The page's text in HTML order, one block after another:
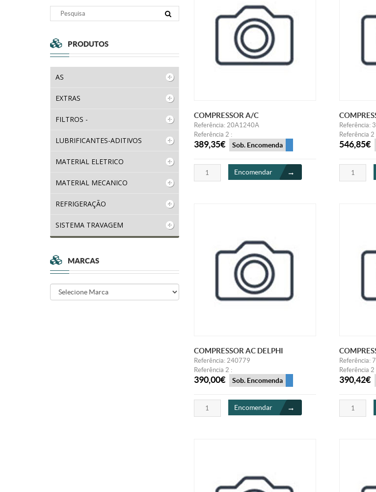
PRODUTOS
AS
EXTRAS
FILTROS -
LUBRIFICANTES-ADITIVOS
MATERIAL ELETRICO
MATERIAL MECANICO
REFRIGERAÇÃO
SISTEMA TRAVAGEM
MARCAS
COMPRESSOR A/C
Referência: 20A1240A
Referência 2 :
389,35€ Sob. Encomenda
Encomendar
Referência:
Referência 2
546,85€
COMPRESSOR AC DELPHI
Referência: 240779
Referência 2 :
390,00€ Sob. Encomenda
Encomendar
Referência:
Referência 2
390,42€